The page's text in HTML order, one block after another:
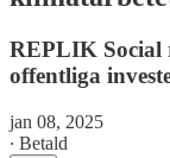
REPLIK Social
offentliga
jan 08, 2025
∙ Betald